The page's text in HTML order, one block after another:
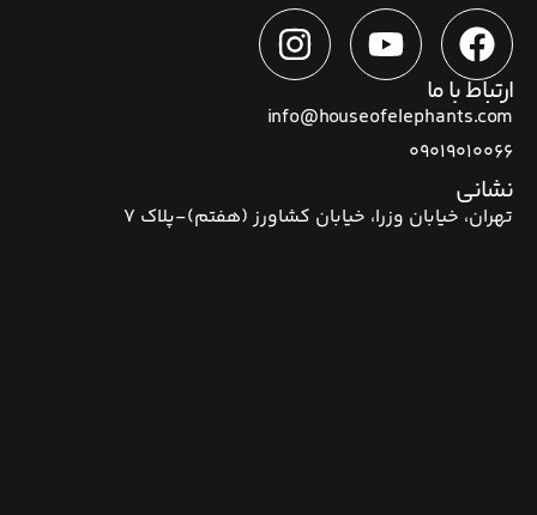
ارتباط با ما
info@houseofelephants.com
09019010066
نشانی
تهران، خیابان وزرا، خیابان کشاورز (هفتم)-پلاک 7